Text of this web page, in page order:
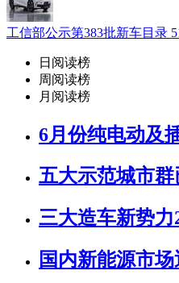
工信部公示第383批新车目录
日阅读榜
周阅读榜
月阅读榜
6月份纯电动及
五大示范城市
三大造车新势力
国内新能源市